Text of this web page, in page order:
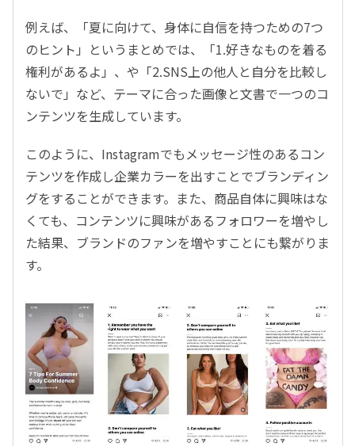
例えば、「夏に向けて、身体に自信を持つための7つ
のヒント」というまとめでは、「1.好きなものを着る
権利があるよ」、や「2.SNS上の他人と自分を比較し
ないで」など、テーマに合った画像と文書で一つのコ
ンテンツを生成しています。
このように、Instagramでもメッセージ性のあるコン
テンツを作成し企業カラーを出すことでブランディン
グをすることができます。また、商品自体に興味はな
くても、コンテンツに興味があるフォロワーを増やし
た結果、ブランドのファンを増やすことにも繋がりま
す。